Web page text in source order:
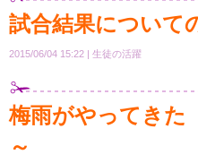
試合結果について
2015/06/04 15:22 生徒の活躍
梅雨がやってき
～